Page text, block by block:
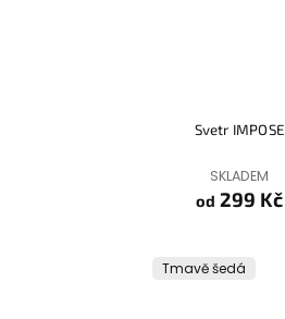
Svetr IMPOSE
SKLADEM
od 299 Kč
Tmavě šedá